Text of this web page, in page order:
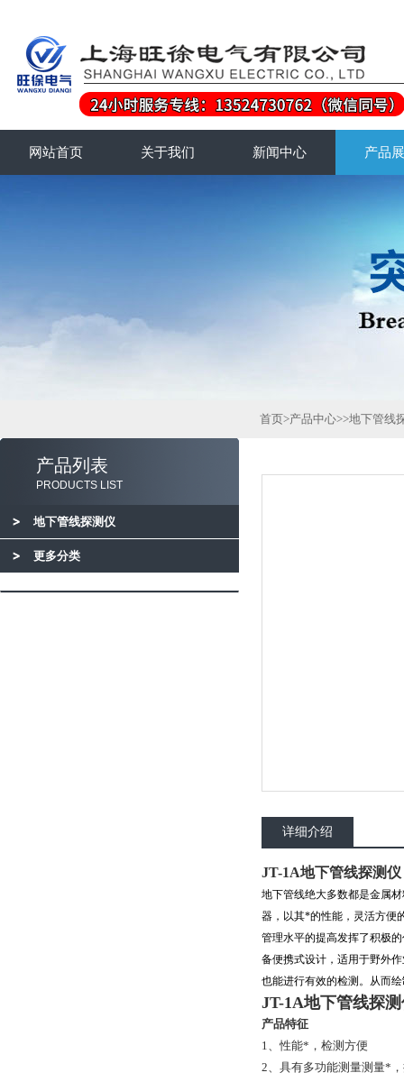
网站首页 关于我们 新闻中心 产品
产品列表
PRODUCTS LIST
地下管线探测仪
更多分类
首页>产品中心>>地下管线
详细介绍
JT-1A地下管线探测仪
地下管线绝大多数都是金属
器，以其*的性能，灵活方便
管理水平的提高发挥了积极
备便携式设计，适用于野外
也能进行有效的检测。从而
JT-1A地下管线探
产品特征
1、性能*，检测方便
2、具有多功能测量测量*